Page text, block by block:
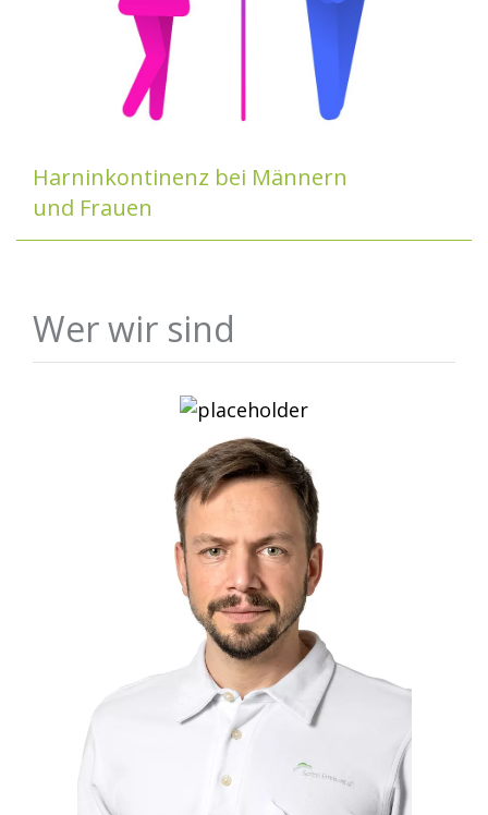
Harninkontinenz bei Männern
und Frauen
Wer wir sind